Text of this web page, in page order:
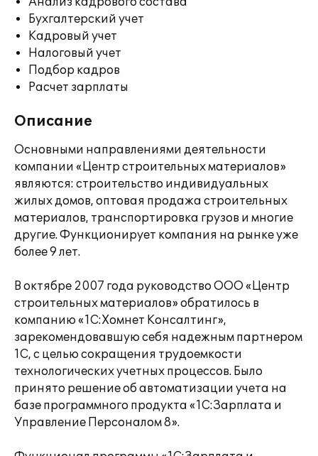
Бухгалтерский учет
Кадровый учет
Налоговый учет
Подбор кадров
Расчет зарплаты
Описание
Основными направлениями деятельности
компании «Центр строительных материалов»
являются: строительство индивидуальных
жилых домов, оптовая продажа строительных
материалов, транспортировка грузов и многие
другие. Функционирует компания на рынке уже
более 9 лет.
В октябре 2007 года руководство ООО «Центр
строительных материалов» обратилось в
компанию «1С:Хомнет Консалтинг»,
зарекомендовавшую себя надежным партнером
1С, с целью сокращения трудоемкости
технологических учетных процессов. Было
принято решение об автоматизации учета на
базе программного продукта «1С:Зарплата и
Управление Персоналом 8».